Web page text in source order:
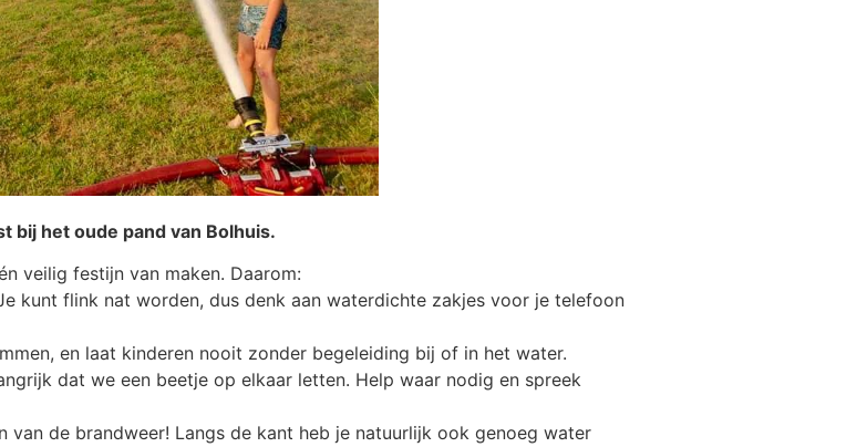
bij het oude pand van Bolhuis.
veilig festijn van maken. Daarom:
kunt flink nat worden, dus denk aan waterdichte zakjes voor je telefoon
en laat kinderen nooit zonder begeleiding bij of in het water.
dat we een beetje op elkaar letten. Help waar nodig en spreek
de brandweer! Langs de kant heb je natuurlijk ook genoeg water